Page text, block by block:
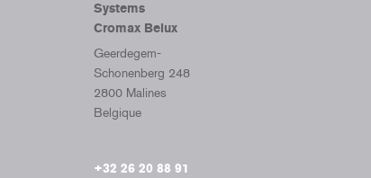
Systems
Cromax Belux
Geerdegem-
Schonenberg 248
2800 Malines
Belgique
+32 26 20 88 91